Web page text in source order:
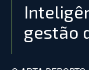
gestão